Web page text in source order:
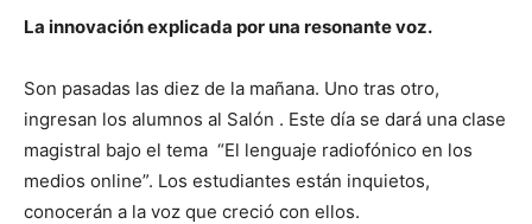
La innovación explicada por una resonante voz.
Son pasadas las diez de la mañana. Uno tras otro,
ingresan los alumnos al Salón . Este día se dará una clase
magistral bajo el tema “El lenguaje radiofónico en los
medios online”. Los estudiantes están inquietos,
conocerán a la voz que creció con ellos.